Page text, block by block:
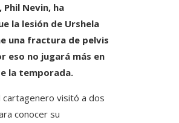
Phil Nevin, ha
la lesión de Urshela
una fractura de pelvis
eso no jugará más en
la temporada.
cartagenero visitó a dos
conocer su